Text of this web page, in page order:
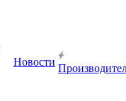
Новости